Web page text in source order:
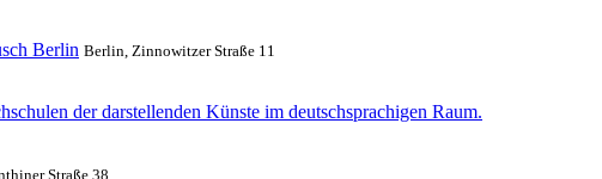
Berlin Berlin, Zinnowitzer Straße 11
der darstellenden Künste im deutschsprachigen Raum.
Straße 38